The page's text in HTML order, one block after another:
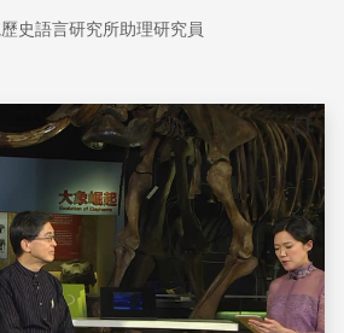
史語言研究所助理研究員
儲存